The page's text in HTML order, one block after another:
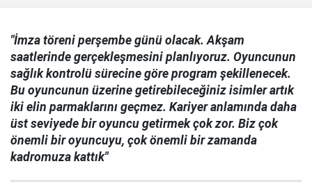
"İmza töreni perşembe günü olacak. Akşam
saatlerinde gerçekleşmesini planlıyoruz. Oyuncunun
sağlık kontrolü sürecine göre program şekillenecek.
Bu oyuncunun üzerine getirebileceğiniz isimler artık
iki elin parmaklarını geçmez. Kariyer anlamında daha
üst seviyede bir oyuncu getirmek çok zor. Biz çok
önemli bir oyuncuyu, çok önemli bir zamanda
kadromuza kattık"